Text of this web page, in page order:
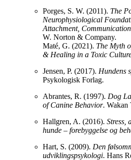
Porges, S. W. (2011). The
Neurophysiological
Attachment,
W. Norton & Company.
Maté, G. (2021). The Myth
& Healing in a Toxic
Jensen, P. (2017). Hundens
Psykologisk Forlag.
Abrantes, R. (1997). Dog
of Canine Behavior. Wakan
Hallgren, A. (2016). Stress,
hunde – forebyggelse og
Hart, S. (2009). Den
udviklingspsykologi. Hans